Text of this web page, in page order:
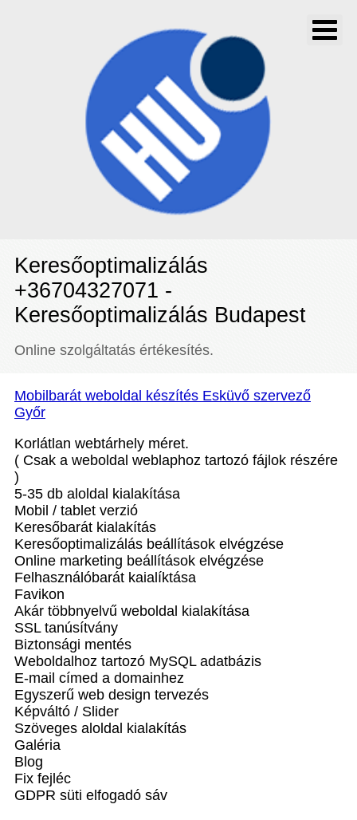
Keresőoptimalizálás
+36704327071 -
Keresőoptimalizálás Budapest
Online szolgáltatás értékesítés.
Mobilbarát weboldal készítés Esküvő szervező
Győr
Korlátlan webtárhely méret.
( Csak a weboldal weblaphoz tartozó fájlok részére
)
5-35 db aloldal kialakítása
Mobil / tablet verzió
Keresőbarát kialakítás
Keresőoptimalizálás beállítások elvégzése
Online marketing beállítások elvégzése
Felhasználóbarát kaialíktása
Favikon
Akár többnyelvű weboldal kialakítása
SSL tanúsítvány
Biztonsági mentés
Weboldalhoz tartozó MySQL adatbázis
E-mail címed a domainhez
Egyszerű web design tervezés
Képváltó / Slider
Szöveges aloldal kialakítás
Galéria
Blog
Fix fejléc
GDPR süti elfogadó sáv